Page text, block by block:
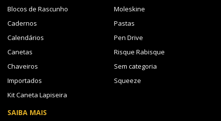
Blocos de Rascunho
Cadernos
Calendários
Canetas
Chaveiros
Importados
Kit Caneta Lapiseira
Moleskine
Pastas
Pen Drive
Risque Rabisque
Sem categoria
Squeeze
SAIBA MAIS